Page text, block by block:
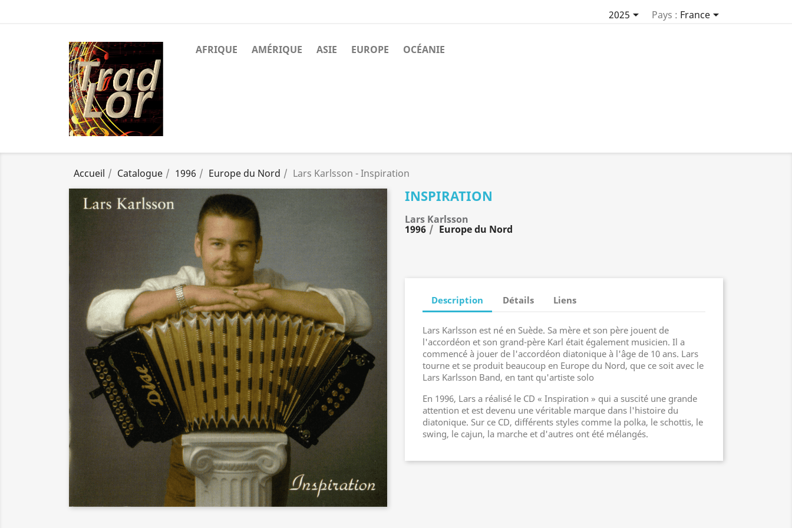
2025 Pays : France
AFRIQUE AMÉRIQUE ASIE EUROPE OCÉANIE
Accueil Catalogue 1996 Europe du Nord Lars Karlsson - Inspiration
INSPIRATION
Lars Karlsson
1996 Europe du Nord
Description Détails Liens
Lars Karlsson est né en Suède. Sa mère et son père jouent de
l'accordéon et son grand-père Karl était également musicien. Il a
commencé à jouer de l'accordéon diatonique à l'âge de 10 ans. Lars
tourne et se produit beaucoup en Europe du Nord, que ce soit avec le
Lars Karlsson Band, en tant qu'artiste solo
En 1996, Lars a réalisé le CD « Inspiration » qui a suscité une grande
attention et est devenu une véritable marque dans l'histoire du
diatonique. Sur ce CD, différents styles comme la polka, le schottis, le
swing, le cajun, la marche et d'autres ont été mélangés.